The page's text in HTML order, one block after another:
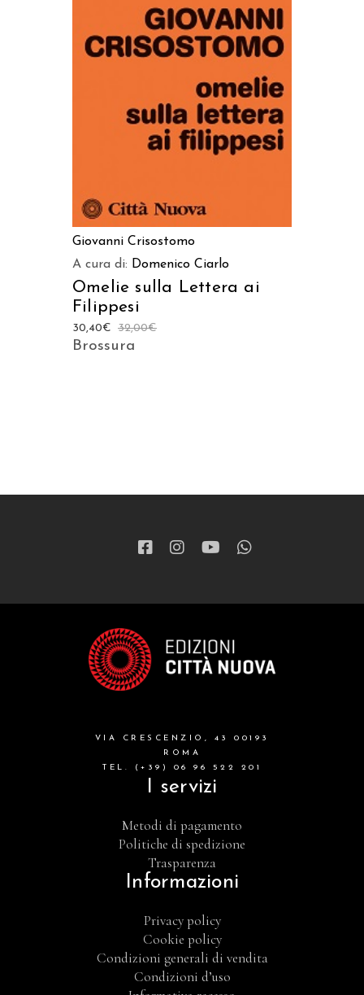
AGGIUNGI AL CARRELLO
Giovanni Crisostomo
A cura di: Domenico Ciarlo
Omelie sulla Lettera ai
Filippesi
32,00€
30,40€
Brossura
VIA CRESCENZIO, 43 00193
ROMA
TEL. (+39) 06 96 522 201
I servizi
Metodi di pagamento
Politiche di spedizione
Trasparenza
Informazioni
Privacy policy
Cookie policy
Condizioni generali di vendita
Condizioni d’uso